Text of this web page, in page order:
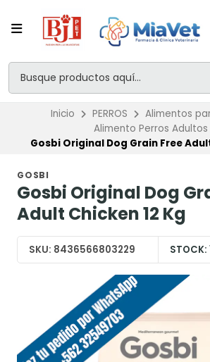
Inicio PERROS
Alimentos
Alimento Perros Adultos
Gosbi Original Dog Grain Free
GOSBI
Gosbi Original Dog
Adult Chicken 12 Kg
SKU: 8436566803229 STOCK: